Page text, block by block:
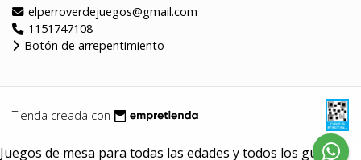
elperroverdejuegos@gmail.com
1151747108
Botón de arrepentimiento
Tienda creada con
Juegos de mesa para todas las edades y todos los gustos.